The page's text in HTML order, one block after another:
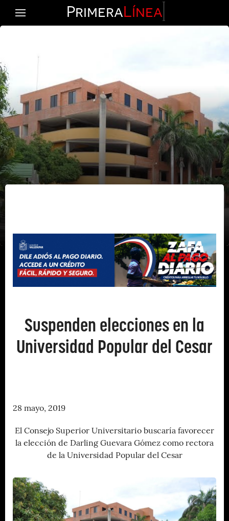
PrimeraLínea
Suspenden elecciones en la
Universidad Popular del Cesar
28 mayo, 2019
El Consejo Superior Universitario buscaría favorecer
la elección de Darling Guevara Gómez como rectora
de la Universidad Popular del Cesar